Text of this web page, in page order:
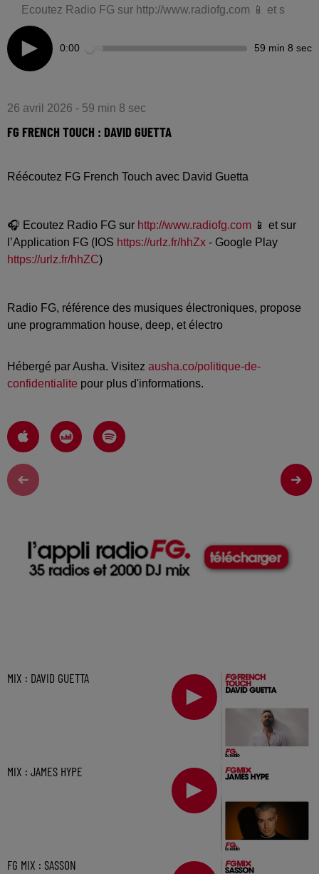
Ecoutez Radio FG sur http://www.radiofg.com 📱 et s
0:00 59 min 8 sec
26 avril 2026 - 59 min 8 sec
FG FRENCH TOUCH : DAVID GUETTA
Réécoutez FG French Touch avec David Guetta
🎧 Ecoutez Radio FG sur http://www.radiofg.com 📱 et sur
l’Application FG (IOS https://urlz.fr/hhZx - Google Play
https://urlz.fr/hhZC)
Radio FG, référence des musiques électroniques, propose
une programmation house, deep, et électro
Hébergé par Ausha. Visitez ausha.co/politique-de-
confidentialite pour plus d'informations.
MIX : DAVID GUETTA
MIX : JAMES HYPE
FG MIX : SASSON